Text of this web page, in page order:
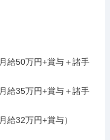
給50万円+賞与＋諸手
給35万円+賞与＋諸手
給32万円+賞与）